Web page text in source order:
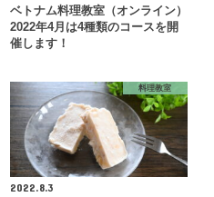
ベトナム料理教室（オンライン）
2022年4月は4種類のコースを開
催します！
料理教室
2022.8.3